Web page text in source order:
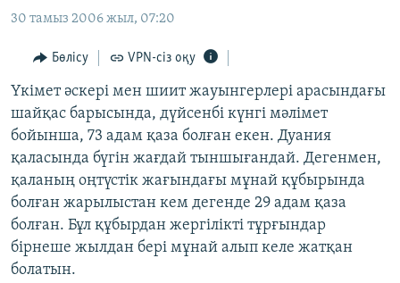
main
Search
АДАМ ҚҰҚЫҚТАРЫ
ӘЛЕУМЕТ
ӘЛЕМ
АРНАЙЫ ЖОБАЛАР
ЖАЗЫЛЫҢЫЗ
30 тамыз 2006 жыл, 07:20
Бөлісу VPN-сіз оқу
Үкімет әскері мен шиит жауынгерлері арасындағы
шайқас барысында, дүйсенбі күнгі мәлімет
бойынша, 73 адам қаза болған екен. Дуания
қаласында бүгін жағдай тыншығандай. Дегенмен,
қаланың оңтүстік жағындағы мұнай құбырында
болған жарылыстан кем дегенде 29 адам қаза
болған. Бұл құбырдан жергілікті тұрғындар
бірнеше жылдан бері мұнай алып келе жатқан
болатын.